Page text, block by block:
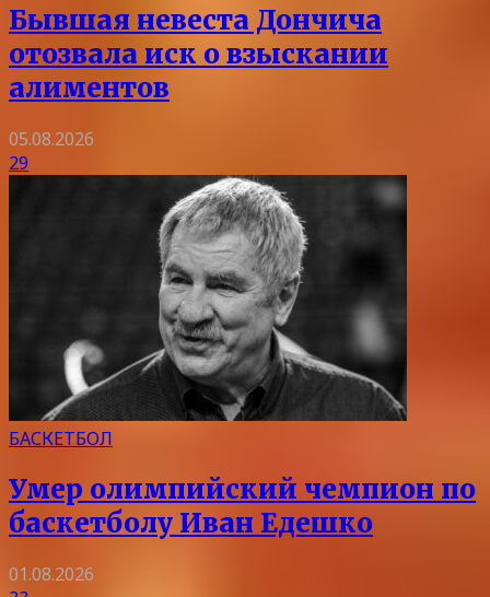
Бывшая невеста Дончича
отозвала иск о взыскании
алиментов
05.08.2026
29
БАСКЕТБОЛ
Умер олимпийский чемпион по
баскетболу Иван Едешко
01.08.2026